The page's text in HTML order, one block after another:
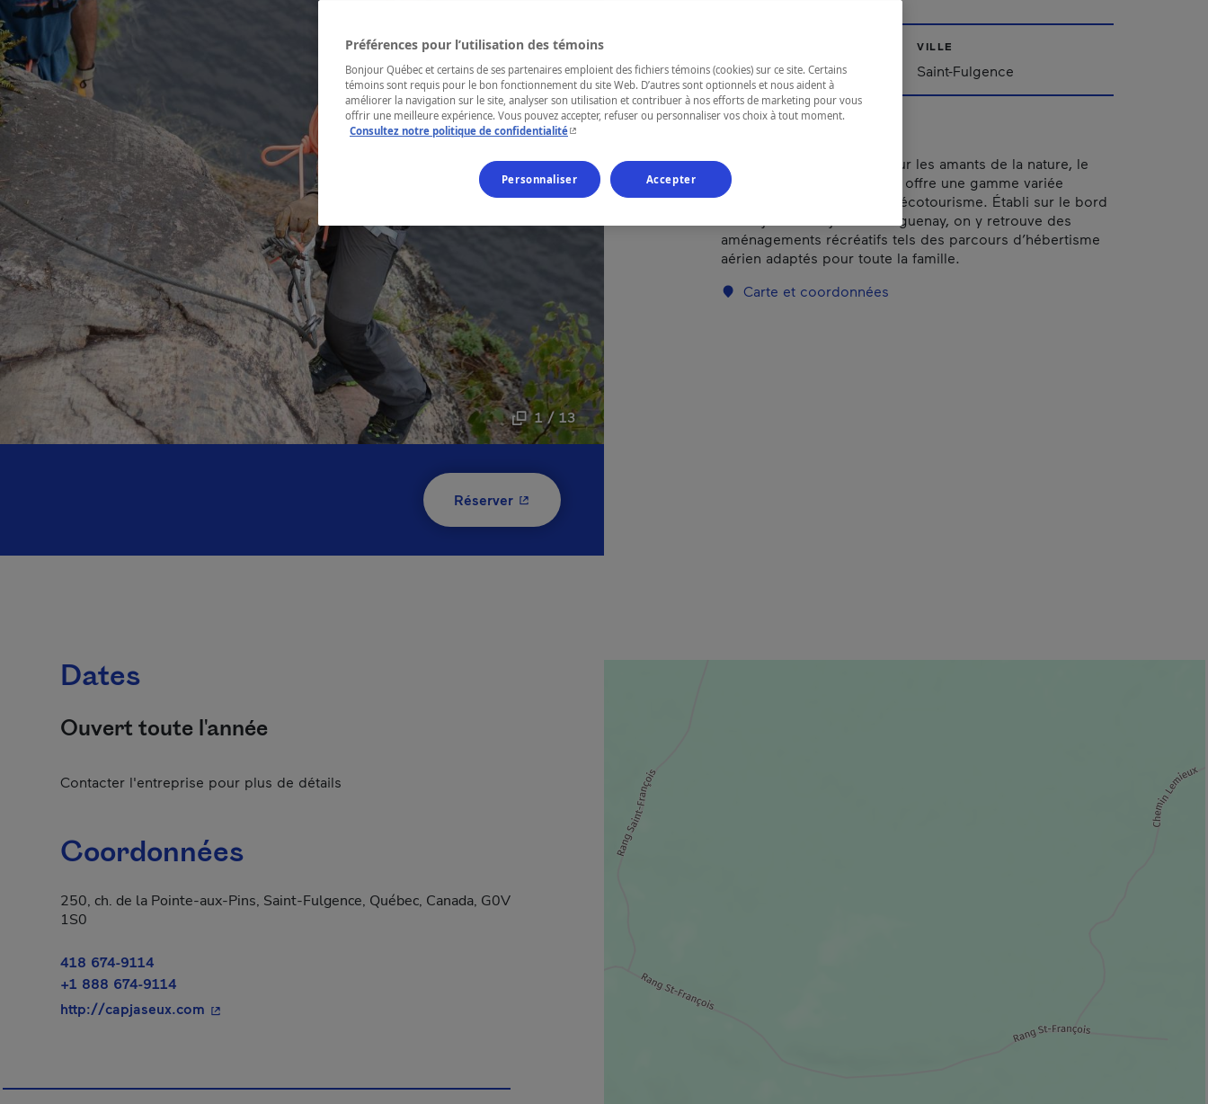
1 / 13
Réserver- Cet hyperlien s'ouvrira dans une nouvelle fenêtre.
Saguenay—Lac-Saint-Jean
VILLE
Saint-Fulgence
Endroit de prédilection pour les amants de la nature, le
Parc Aventures Cap Jaseux offre une gamme variée
d’activités de plein air et d’écotourisme. Établi sur le bord
du majestueux Fjord du Saguenay, on y retrouve des
aménagements récréatifs tels des parcours d’hébertisme
aérien adaptés pour toute la famille.
Carte et coordonnées
Dates
Ouvert toute l'année
Contacter l'entreprise pour plus de détails
Coordonnées
250, ch. de la Pointe-aux-Pins, Saint-Fulgence, Québec, Canada, G0V
1S0
418 674-9114
+1 888 674-9114
http://capjaseux.com - Cet hyperlien s'ouvrira dans une nouvelle fenêtre.
Préférences pour l’utilisation des témoins
Bonjour Québec et certains de ses partenaires emploient des fichiers témoins (cookies) sur ce site. Certains
témoins sont requis pour le bon fonctionnement du site Web. D’autres sont optionnels et nous aident à
améliorer la navigation sur le site, analyser son utilisation et contribuer à nos efforts de marketing pour vous
offrir une meilleure expérience. Vous pouvez accepter, refuser ou personnaliser vos choix à tout moment.
Consultez notre politique de confidentialité- Cet hyperlien s'ouvrira dans une nouvelle fenêtre.
Personnaliser Accepter